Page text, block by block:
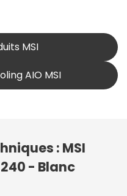
MSI
AIO MSI
: MSI
240 - Blanc